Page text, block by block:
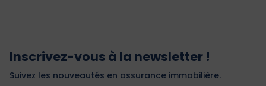
Inscrivez-vous à la newsletter !
Suivez les nouveautés en assurance immobilière.